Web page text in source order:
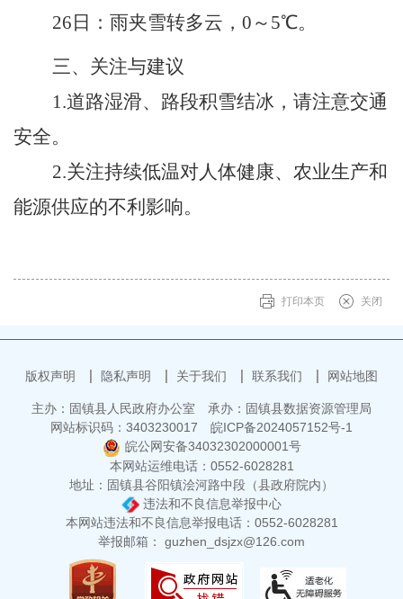
26日：雨夹雪转多云，0 ～ 5℃。
三、关注与建议
1.道路湿滑、路段积雪结冰，请注意交通
安全。
2.关注持续低温对人体健康、农业生产和
能源供应的不利影响。
打印本页 关闭
版权声明 隐私声明 关于我们 联系我们 网站地图
主办：固镇县人民政府办公室
承办：固镇县数据资源管理局
网站标识码：3403230017
皖ICP备2024057152号-1
皖公网安备34032302000001号
本网站运维电话：0552-6028281
地址：固镇县谷阳镇浍河路中段（县政府院内）
违法和不良信息举报中心
本网站违法和不良信息举报电话：0552-6028281
举报邮箱： guzhen_dsjzx@126.com